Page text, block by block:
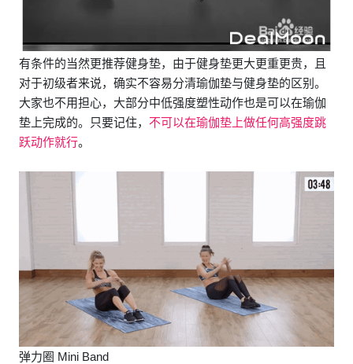
有条件的当然更推荐健身垫，由于健身垫更大更重更贵，且
对于初级者来说，确实不容易分清瑜伽垫与健身垫的区别。
大家也不用担心，大部分中低强度塑性动作也是可以在瑜伽
垫上完成的。只要记住， 不可以在瑜伽垫上做任何高强度跳
跃动作就行。
弹力圈 Mini Band